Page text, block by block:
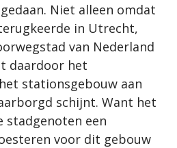
Niet alleen omdat
in Utrecht,
van Nederland
daardoor het
stationsgebouw aan
schijnt. Want het
stadgenoten een
voor dit gebouw